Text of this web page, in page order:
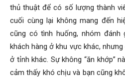
thủ thuật để có số lượng thành
cuối cùng lại không mang đến
cũng có tình huống, nhóm
khách hàng ở khu vực khác,
ở tỉnh khác. Sự không “ăn khớp”
cảm thấy khó chịu và bạn cũng